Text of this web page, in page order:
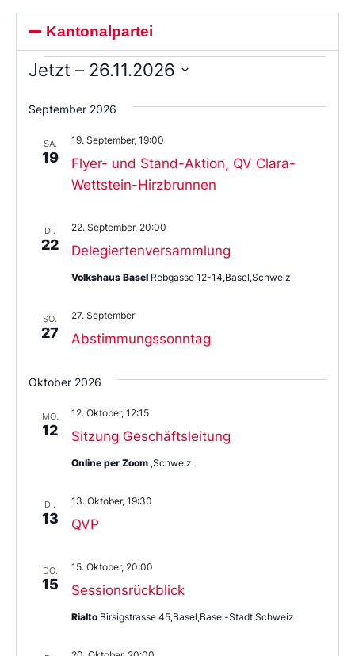
Kantonalpartei
Jetzt – 26.11.2026
Sie
das
aus.
September 2026
SA.
19
Flyer- und Stand-Aktion, QV Clara-
Wettstein-Hirzbrunnen
19. September, 19:00
DI.
22 Delegiertenversammlung
22. September, 20:00
Volkshaus Basel Rebgasse 12-14,Basel,Schweiz
SO.
27 Abstimmungssonntag
27. September
Oktober 2026
MO.
12 Sitzung Geschäftsleitung
12. Oktober, 12:15
Online per Zoom ,Schweiz
DI.
13 QVP
13. Oktober, 19:30
DO.
15 Sessionsrückblick
15. Oktober, 20:00
Rialto Birsigstrasse 45,Basel,Basel-Stadt,Schweiz